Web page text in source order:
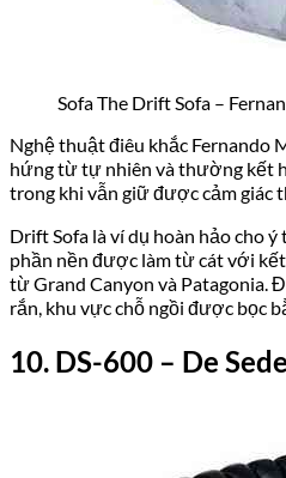
Sofa The Drift Sofa –
Nghệ thuật điêu khắc Fernando
hứng từ tự nhiên và thường kết
trong khi vẫn giữ được cảm giác
Drift Sofa là ví dụ hoàn hảo cho
phần nền được làm từ cát với
từ Grand Canyon và Patagonia.
rắn, khu vực chỗ ngồi được bọc
10. DS-600 – De Sede